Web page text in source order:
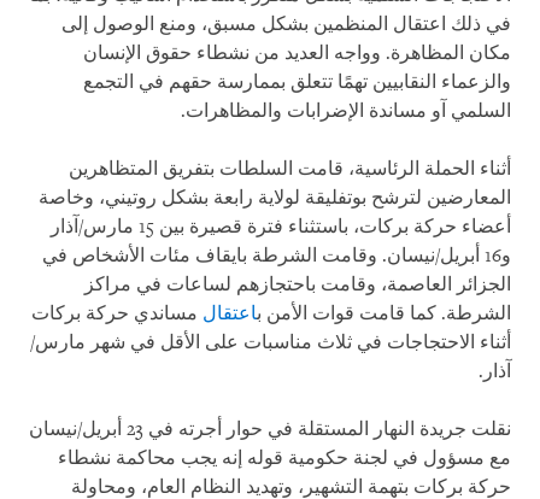
في ذلك اعتقال المنظمين بشكل مسبق، ومنع الوصول إلى
مكان المظاهرة. وواجه العديد من نشطاء حقوق الإنسان
والزعماء النقابيين تهمًا تتعلق بممارسة حقهم في التجمع
السلمي آو مساندة الإضرابات والمظاهرات.
أثناء الحملة الرئاسية، قامت السلطات بتفريق المتظاهرين
المعارضين لترشح بوتفليقة لولاية رابعة بشكل روتيني، وخاصة
أعضاء حركة بركات، باستثناء فترة قصيرة بين 15 مارس/آذار
و16 أبريل/نيسان. وقامت الشرطة بايقاف مئات الأشخاص في
الجزائر العاصمة، وقامت باحتجازهم لساعات في مراكز
الشرطة. كما قامت قوات الأمن باعتقال مساندي حركة بركات
أثناء الاحتجاجات في ثلاث مناسبات على الأقل في شهر مارس/
آذار.
نقلت جريدة النهار المستقلة في حوار أجرته في 23 أبريل/نيسان
مع مسؤول في لجنة حكومية قوله إنه يجب محاكمة نشطاء
حركة بركات بتهمة التشهير، وتهديد النظام العام، ومحاولة